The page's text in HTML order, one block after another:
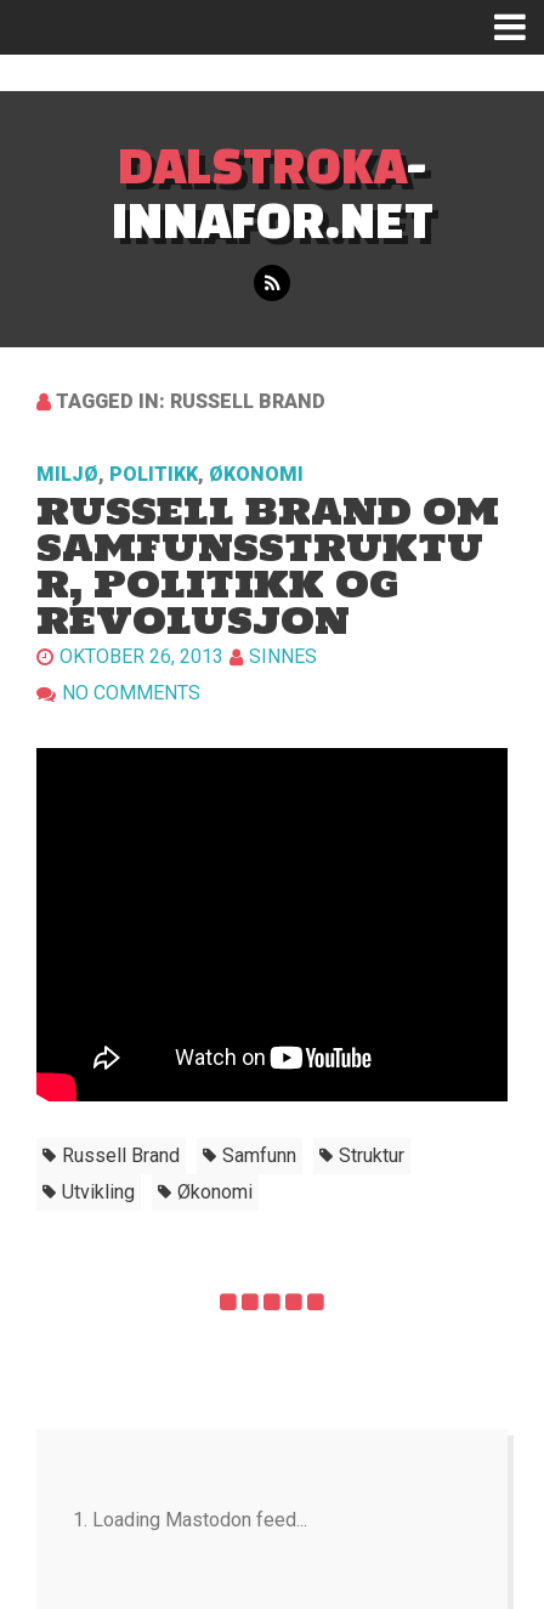
DALSTROKA-
INNAFOR.NET
TAGGED IN: RUSSELL BRAND
MILJØ, POLITIKK, ØKONOMI
RUSSELL BRAND OM
SAMFUNSSTRUKTU
R, POLITIKK OG
REVOLUSJON
OKTOBER 26, 2013
SINNES
NO COMMENTS
Russell Brand Samfunn
Struktur
Utvikling
Økonomi
Loading Mastodon feed...